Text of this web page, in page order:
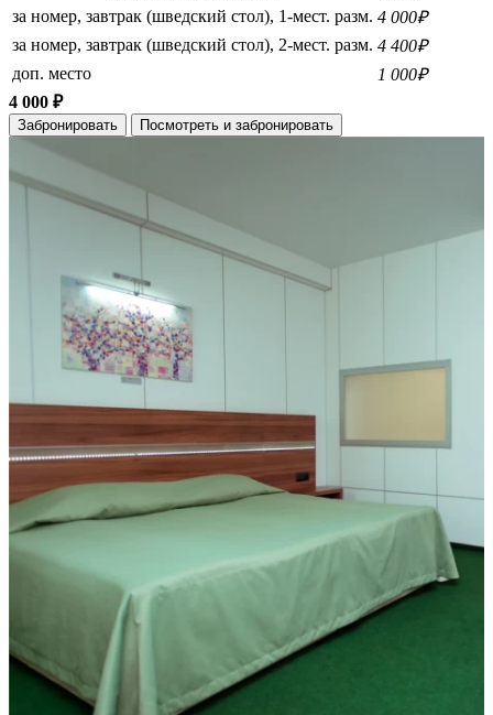
за номер, завтрак (шведский стол), 1-мест. разм. 4 000₽
за номер, завтрак (шведский стол), 2-мест. разм. 4 400₽
доп. место
1 000₽
4 000 ₽
Забронировать Посмотреть и забронировать